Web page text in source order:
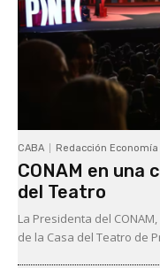
CABA Redacción
CONAM en una
del Teatro
La Presidenta del
de la Casa del Teatro de